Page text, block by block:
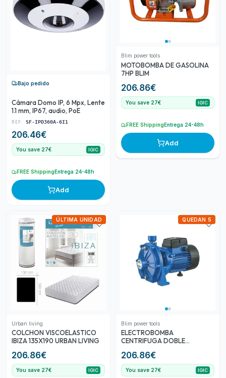
Bajo pedido
Cámara Domo IP, 6 Mpx, Lente
1.1 mm, IP67, audio, PoE
REF: SF-IPD360A-6I1
206.46€
You save 27€ IGIC
FREE ShippingEntrega 24-48h
Add
Blim power tools
MOTOBOMBA DE GASOLINA
7HP BLIM
206.86€
You save 27€ IGIC
FREE ShippingEntrega 24-48h
Add
Urban living
COLCHON VISCOELASTICO
IBIZA 135X190 URBAN LIVING
206.86€
ÚLTIMA UNIDAD
You save 27€ IGIC
Blim power tools
ELECTROBOMBA
CENTRIFUGA DOBLE
206.86€
QUEDAN 5
You save 27€ IGIC